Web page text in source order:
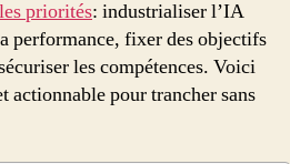
(et
réussir)
priorités: industrialiser l’IA
performance, fixer des objectifs
les compétences. Voici
actionnable pour trancher sans